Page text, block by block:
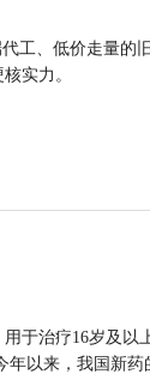
工、低价走量的
实力。
于治疗16岁及以
以来，我国新药